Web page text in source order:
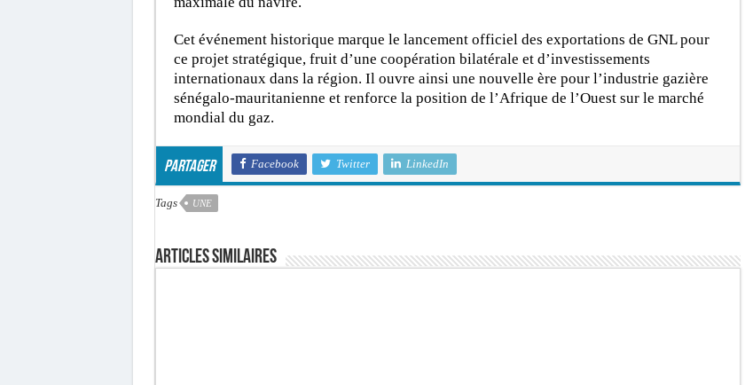
Cet événement historique marque le lancement officiel des exportations de GNL pour
ce projet stratégique, fruit d’une coopération bilatérale et d’investissements
internationaux dans la région. Il ouvre ainsi une nouvelle ère pour l’industrie gazière
sénégalo-mauritanienne et renforce la position de l’Afrique de l’Ouest sur le marché
mondial du gaz.
Partager Facebook Twitter LinkedIn
Tags UNE
Articles similaires